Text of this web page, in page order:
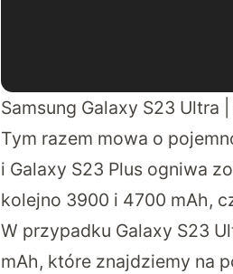
Samsung Galaxy S23 Ultra |
Tym razem mowa o
i Galaxy S23 Plus ogniwa
kolejno 3900 i 4700 mAh,
W przypadku Galaxy S23
mAh, które znajdziemy na